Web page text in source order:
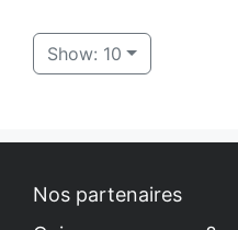
Show: 10
Nos partenaires